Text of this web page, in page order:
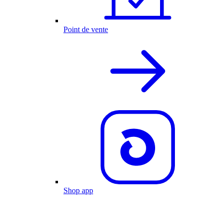
Point de vente
Shop app